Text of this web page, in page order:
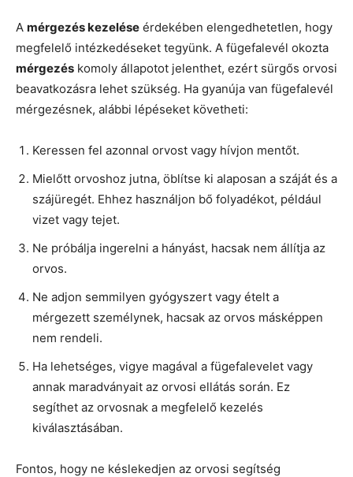
A mérgezés kezelése érdekében elengedhetetlen, hogy
megfelelő intézkedéseket tegyünk. A fügefalevél okozta
mérgezés komoly állapotot jelenthet, ezért sürgős orvosi
beavatkozásra lehet szükség. Ha gyanúja van fügefalevél
mérgezésnek, alábbi lépéseket követheti:
Keressen fel azonnal orvost vagy hívjon mentőt.
Mielőtt orvoshoz jutna, öblítse ki alaposan a száját és a
szájüregét. Ehhez használjon bő folyadékot, például
vizet vagy tejet.
Ne próbálja ingerelni a hányást, hacsak nem állítja az
orvos.
Ne adjon semmilyen gyógyszert vagy ételt a
mérgezett személynek, hacsak az orvos másképpen
nem rendeli.
Ha lehetséges, vigye magával a fügefalevelet vagy
annak maradványait az orvosi ellátás során. Ez
segíthet az orvosnak a megfelelő kezelés
kiválasztásában.
Fontos, hogy ne késlekedjen az orvosi segítség